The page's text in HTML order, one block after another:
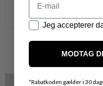
Kontakt din
vedr. den ønskede
VARER
Datapolitik
Jeg accepterer
MODTAG
*Rabatkoden gælder i 30